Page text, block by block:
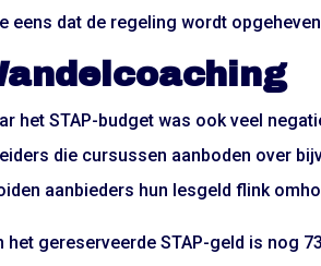
eens dat de regeling wordt
het STAP-budget was ook veel
die cursussen aanboden over
aanbieders hun lesgeld flink
het gereserveerde STAP-geld is nog